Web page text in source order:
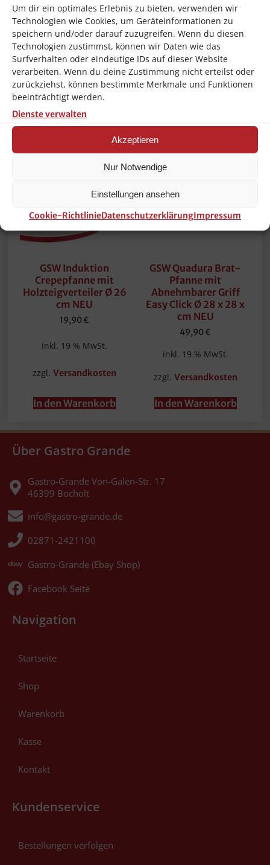
Um dir ein optimales Erlebnis zu bieten, verwenden wir
Technologien wie Cookies, um Geräteinformationen zu
speichern und/oder darauf zuzugreifen. Wenn du diesen
Technologien zustimmst, können wir Daten wie das
Surfverhalten oder eindeutige IDs auf dieser Website
verarbeiten. Wenn du deine Zustimmung nicht erteilst oder
zurückziehst, können bestimmte Merkmale und Funktionen
beeinträchtigt werden.
Dienste verwalten
Akzeptieren
Nur Notwendige
Einstellungen ansehen
Cookie-RichtlinieDatenschutzerklärungImpressum
DreamLine Ø 24 cm
Blau Schwarz NEU
22,90€
inkl. 19 % MwSt.
zzgl.Versandkosten
In den Warenkorb
Gastro Temptura Plus
Ferrotherm Blau NEU
34,90€
inkl. 19 % MwSt.
zzgl.Versandkosten
GSW Induktion
Crepepfanne mit
Holzteigverteiler Ø 26
cm NEU
19,90 €
inkl. 19 % MwSt.
zzgl.Versandkosten
In den Warenkorb
GSW Quadura Brat-
Pfanne mit
Abnehmbarer Griff
Easy Click Ø 28 x 28 x
cm NEU
49,90 €
inkl. 19 % MwSt.
zzgl. Versandkosten
In den Warenkorb
Über Gastro Grande
Gastro-Grande Von-Galen-Str. 17
46399 Bocholt
info@gastro-grande.de
02871-2421100
Gastro-Grande (Ebay Shop)
Facebook Seite
Navigation
Startseite
Shop
Warenkorb
Kasse
Kontakt
Kundenservice
Bestellungen verfolgen